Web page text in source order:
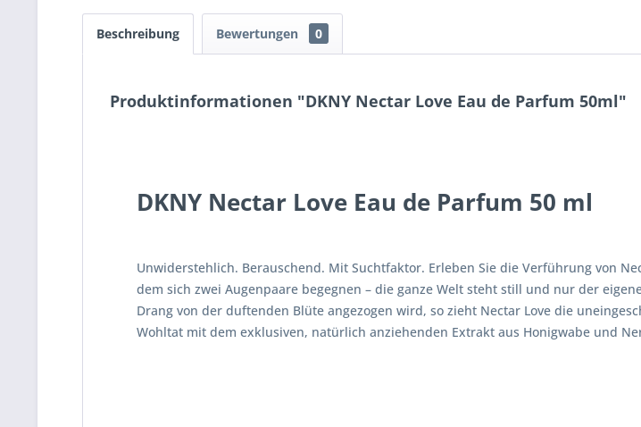
Beschreibung Bewertungen 0
Produktinformationen "DKNY Nectar Love Eau de Parfum 50ml"
DKNY Nectar Love Eau de Parfum 50 ml
Unwiderstehlich. Berauschend. Mit Suchtfaktor. Erleben Sie die Verführung von
dem sich zwei Augenpaare begegnen – die ganze Welt steht still und nur der
Drang von der duftenden Blüte angezogen wird, so zieht Nectar Love die
Wohltat mit dem exklusiven, natürlich anziehenden Extrakt aus Honigwabe und